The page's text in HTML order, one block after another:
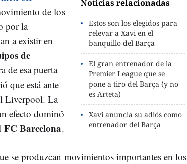
Noticias relacionadas
Estos son los elegidos para
relevar a Xavi en el
banquillo del Barça
El gran entrenador de la
Premier League que se
pone a tiro del Barça (y no
es Arteta)
Xavi anuncia su adiós como
entrenador del Barça
de los
por la
a existir en
de
de esa puerta
que está ante
Liverpool. La
efecto dominó
FC Barcelona.
se produzcan movimientos importantes en los